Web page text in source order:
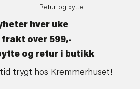
Retur og bytte
hver uke
frakt over 599,-
og retur i butikk
trygt hos Kremmerhuset!